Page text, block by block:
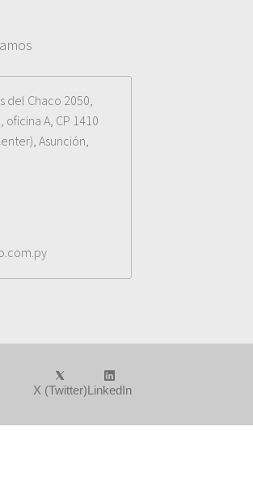
del Chaco 2050,
A, CP 1410
Asunción,
X (Twitter)LinkedIn